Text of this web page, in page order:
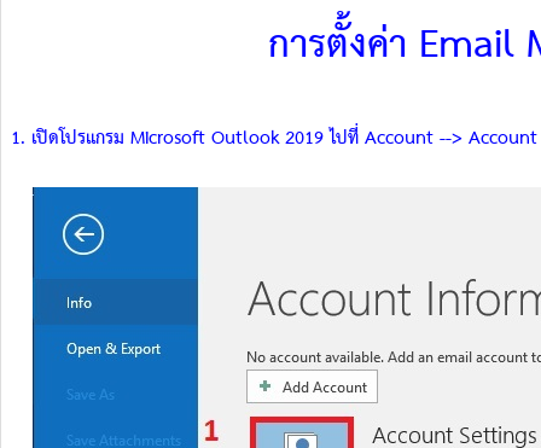
การตั้งค่า
1. เปิดโปรแกรม Microsoft Outlook 2019 ไปที่ Account -->